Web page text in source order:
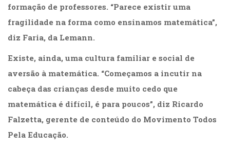
(21)
Treinamento
RH
Turismo
(1)
Vida
(32)
formação de professores. “Parece existir uma
fragilidade na forma como ensinamos matemática”,
diz Faria, da Lemann.
Existe, ainda, uma cultura familiar e social de
aversão à matemática. “Começamos a incutir na
cabeça das crianças desde muito cedo que
matemática é difícil, é para poucos”, diz Ricardo
Falzetta, gerente de conteúdo do Movimento Todos
Pela Educação.